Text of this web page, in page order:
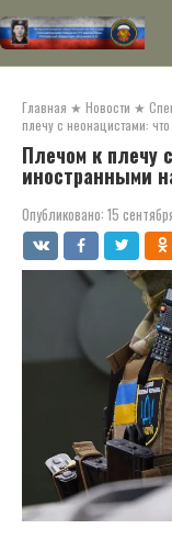
контенту
Главная ★ Новости ★
плечу с неонацистами:
Плечом к плечу
иностранными
Опубликовано: 15